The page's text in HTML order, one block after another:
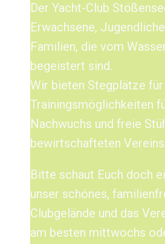
Der Yacht-Club
Erwachsene,
Familien, die vom
begeistert sind.
Wir bieten Stegplätze
Trainingsmöglichkeiten
Nachwuchs und freie
bewirtschafteten
Bitte schaut Euch doch
unser schönes,
Clubgelände und das
am besten mittwochs